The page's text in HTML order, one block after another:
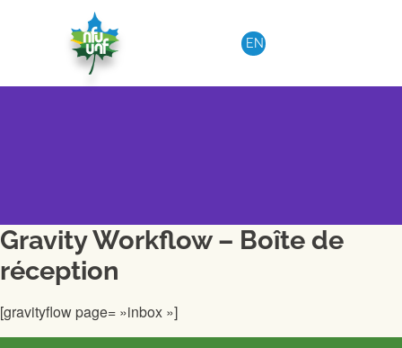
Aller au contenu
EN
Gravity Workflow – Boîte de
réception
[gravityflow page= »inbox »]